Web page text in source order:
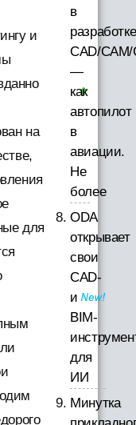
и
на
для
в
разработке
CAD/
—
как
автопилот
в
авиации.
Не
более
ODA
открывает
свои
CAD-
и
BIM-
для
ИИ
Минутка